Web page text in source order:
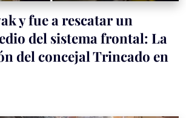
y fue a rescatar un
del sistema frontal: La
del concejal Trincado en